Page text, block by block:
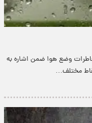
وضع هوا ضمن اشاره به
مختلف…